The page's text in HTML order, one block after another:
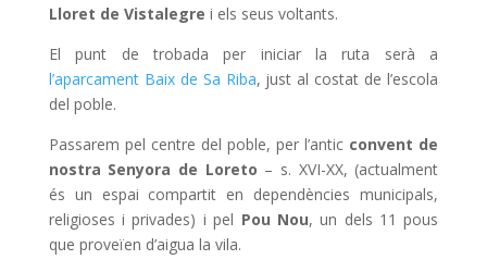
Lloret de Vistalegre i els seus voltants.
El punt de trobada per iniciar la ruta serà a
l’aparcament Baix de Sa Riba, just al costat de l’escola
del poble.
Passarem pel centre del poble, per l’antic convent de
nostra Senyora de Loreto – s. XVI-XX, (actualment
és un espai compartit en dependències municipals,
religioses i privades) i pel Pou Nou, un dels 11 pous
que proveïen d’aigua la vila.